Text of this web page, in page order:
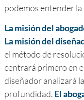
podemos entender la
La misión del
La misión del
el método de
centrará primero en
diseñador analizará
profundidad. El